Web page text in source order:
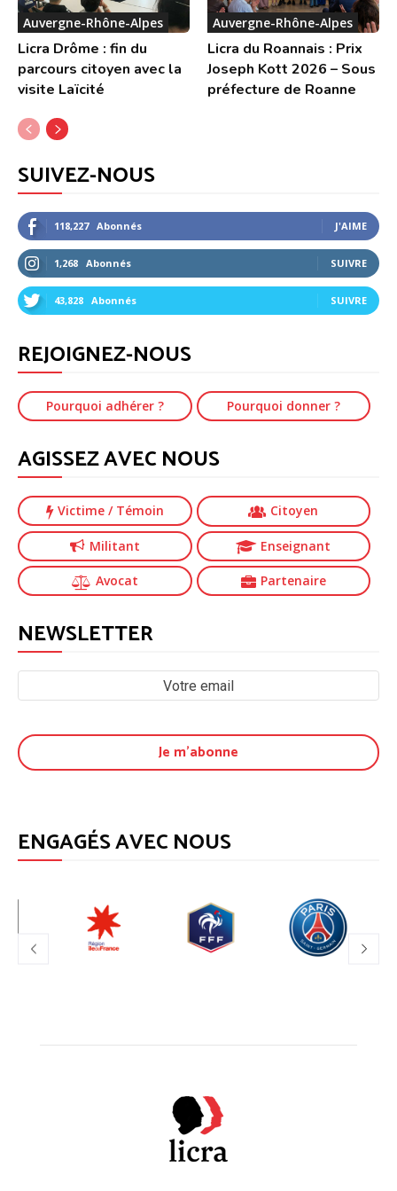
Auvergne-Rhône-Alpes
Licra Drôme : fin du
parcours citoyen avec la
visite Laïcité
Auvergne-Rhône-Alpes
Licra du Roannais : Prix
Joseph Kott 2026 – Sous
préfecture de Roanne
SUIVEZ-NOUS
118,227 Abonnés J'AIME
1,268 Abonnés SUIVRE
43,828 Abonnés SUIVRE
REJOIGNEZ-NOUS
Pourquoi adhérer ? Pourquoi donner ?
AGISSEZ AVEC NOUS
Victime / Témoin Citoyen
Militant Enseignant
Avocat Partenaire
NEWSLETTER
ENGAGÉS AVEC NOUS